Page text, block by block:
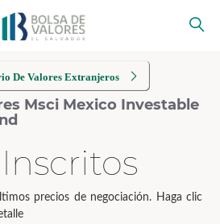
De Valores Extranjeros
Msci Mexico Investable
precios de negociación. Haga clic